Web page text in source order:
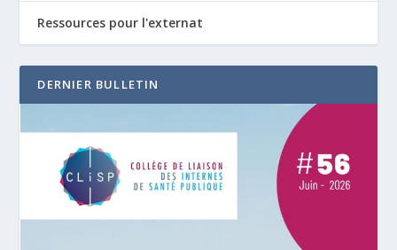
Ressources pour l'externat
DERNIER BULLETIN